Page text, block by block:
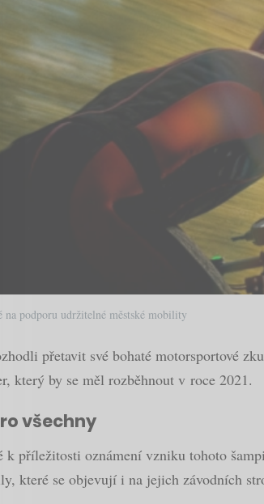
podporu udržitelné městské mobility
přetavit své bohaté motorsportové
který by se měl rozběhnout v roce 2021.
všechny
k příležitosti oznámení vzniku tohoto
které se objevují i na jejich závodních